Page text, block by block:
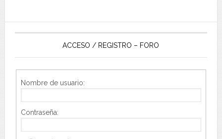
ACCESO / REGISTRO – FORO
Nombre de usuario:
Contraseña: